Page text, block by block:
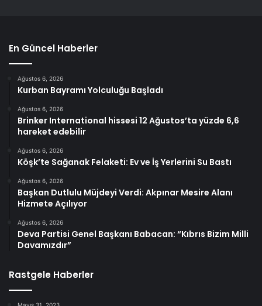
En Güncel Haberler
Ağustos 6, 2026
Kurban Bayramı Yolculuğu Başladı
Ağustos 6, 2026
Brinker International hissesi 12 Ağustos’ta yüzde 6,6
hareket edebilir
Ağustos 6, 2026
Köşk’te Sağanak Felaketi: Ev ve İş Yerlerini Su Bastı
Ağustos 6, 2026
Başkan Dutlulu Müjdeyi Verdi: Akpınar Mesire Alanı
Hizmete Açılıyor
Ağustos 6, 2026
Deva Partisi Genel Başkanı Babacan: “Kıbrıs Bizim Milli
Davamızdır”
Rastgele Haberler